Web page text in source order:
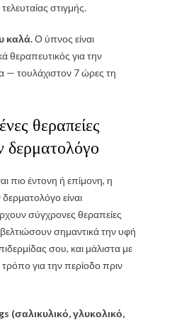
στιγμής.
καλά.Ο ύπνος είναι
θεραπευτικός για την
— τουλάχιστον 7 ώρες τη
θεραπείες
δερματολόγο
πιο έντονη ή επίμονη, η
είναι
σύγχρονες θεραπείες
σημαντικά την υφή
σου, και μάλιστα με
για την περίοδο πριν
(σαλικυλικό, γλυκολικό,